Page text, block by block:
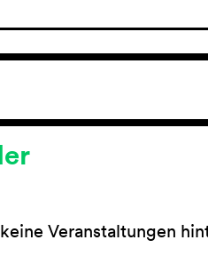
Veranstaltungen